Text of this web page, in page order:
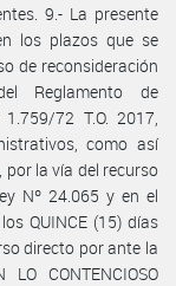
9.- La presente
los plazos que se
de reconsideración
Reglamento de
72 T.O. 2017,
como así
la vía del recurso
Nº 24.065 y en el
QUINCE (15) días
directo por ante la
LO CONTENCIOSO